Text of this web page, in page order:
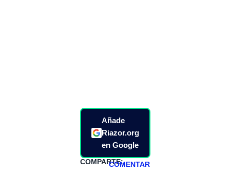
Añade
Riazor.org
en Google
COMPARTE:COMENTAR